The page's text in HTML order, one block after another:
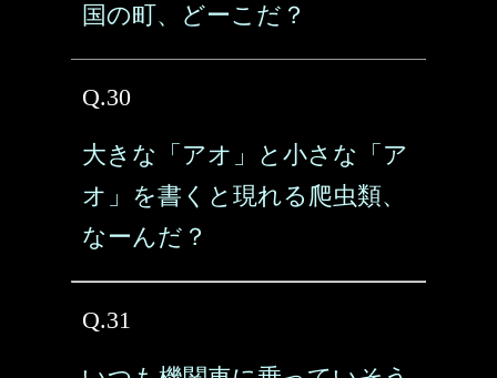
国の町、どーこだ？
Q.30
大きな「アオ」と小さな「ア
オ」を書くと現れる爬虫類、
なーんだ？
Q.31